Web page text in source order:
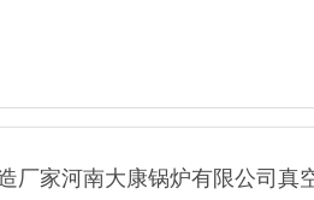
厂家河南大康锅炉有限公司真